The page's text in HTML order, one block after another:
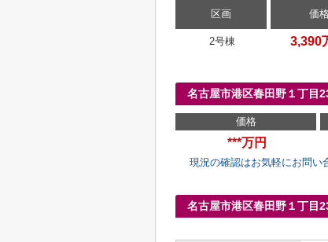
区画 価
2号棟 3,390
名古屋市港区春田野１丁目
価格
***万円
現況の確認はお気軽にお問い
名古屋市港区春田野１丁目